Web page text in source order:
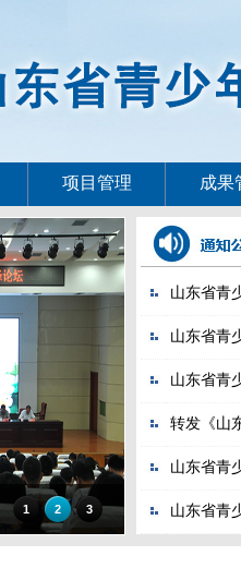
项目管理 成果
1 2 3
山东省青
山东省青
山东省青
转发《山
山东省青
山东省青